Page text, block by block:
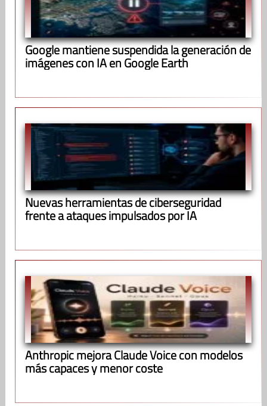
Google mantiene suspendida la generación de
imágenes con IA en Google Earth
Nuevas herramientas de ciberseguridad
frente a ataques impulsados por IA
Anthropic mejora Claude Voice con modelos
más capaces y menor coste